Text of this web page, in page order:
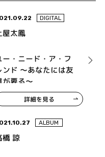
DIGITAL
屋太鳳
ー・ニード・ア・フ
ンド ～あなたには友
が要る～
詳細を見る
ALBUM
橋 諒